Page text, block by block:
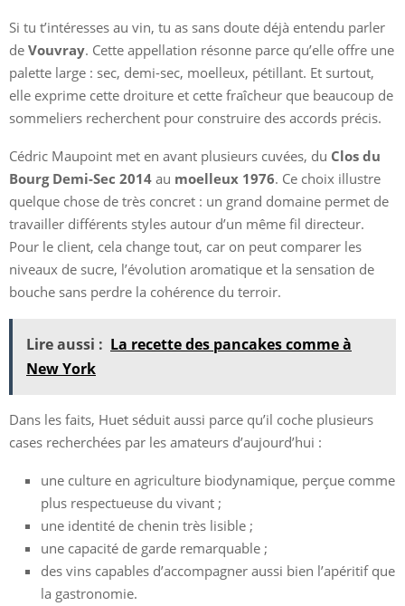
Si tu t’intéresses au vin, tu as sans doute déjà entendu parler
de Vouvray. Cette appellation résonne parce qu’elle offre une
palette large : sec, demi-sec, moelleux, pétillant. Et surtout,
elle exprime cette droiture et cette fraîcheur que beaucoup de
sommeliers recherchent pour construire des accords précis.
Cédric Maupoint met en avant plusieurs cuvées, du Clos du
Bourg Demi-Sec 2014 au moelleux 1976. Ce choix illustre
quelque chose de très concret : un grand domaine permet de
travailler différents styles autour d’un même fil directeur.
Pour le client, cela change tout, car on peut comparer les
niveaux de sucre, l’évolution aromatique et la sensation de
bouche sans perdre la cohérence du terroir.
Lire aussi : La recette des pancakes comme à
New York
Dans les faits, Huet séduit aussi parce qu’il coche plusieurs
cases recherchées par les amateurs d’aujourd’hui :
une culture en agriculture biodynamique, perçue comme
plus respectueuse du vivant ;
une identité de chenin très lisible ;
une capacité de garde remarquable ;
des vins capables d’accompagner aussi bien l’apéritif que
la gastronomie.